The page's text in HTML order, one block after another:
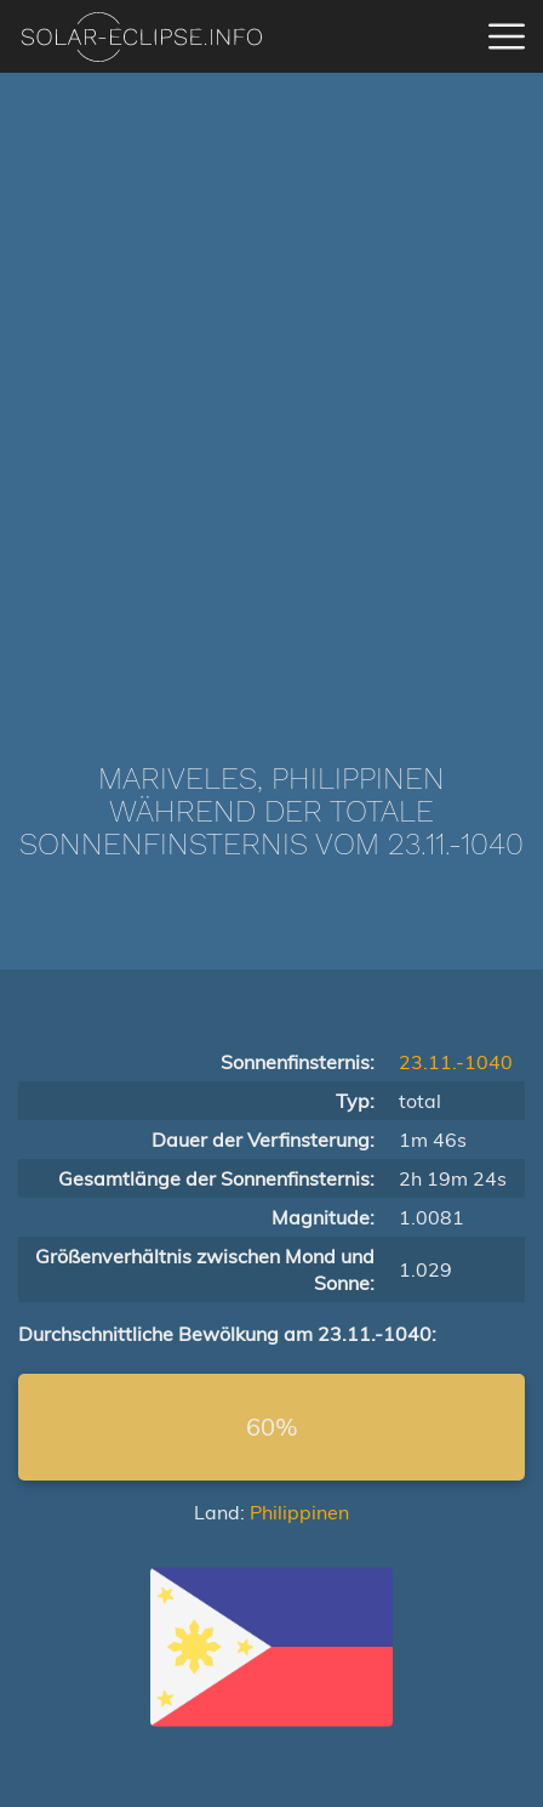
MARIVELES, PHILIPPINEN
WÄHREND DER TOTALE
SONNENFINSTERNIS VOM 23.11.-1040
Sonnenfinsternis:
23.11.-1040
Typ:
total
Dauer der Verfinsterung:
1m 46s
Gesamtlänge der Sonnenfinsternis:
2h 19m 24s
Magnitude:
1.0081
Größenverhältnis zwischen Mond und
Sonne:
1.029
Durchschnittliche Bewölkung am 23.11.-1040:
60%
Land: Philippinen